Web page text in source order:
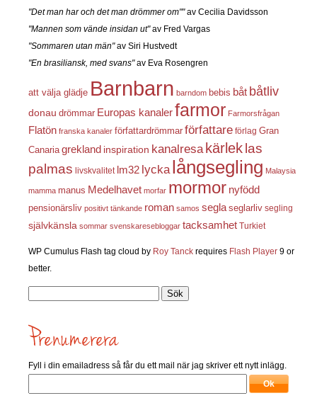
"Det man har och det man drömmer om""av Cecilia Davidsson
"Mannen som vände insidan ut"av Fred Vargas
"Sommaren utan män"av Siri Hustvedt
"En brasiliansk, med svans"av Eva Rosengren
att välja glädje Barnbarn barndom bebis båt båtliv
donau drömmar Europas kanalerfarmor Farmorsfrågan
Flatön franska kanaler författardrömmar författare förlag Gran
Canaria grekland inspiration kanalresa kärleklas
palmas livskvalitet lm32 lycka långsegling Malaysia
mamma manus Medelhavet morfar mormor nyfödd
pensionärsliv positivt tänkande roman samos segla seglarliv segling
självkänsla sommar svenskaresebloggar tacksamhet Turkiet
WP Cumulus Flash tag cloud by Roy Tanck requires Flash Player 9 or
better.
Fyll i din emailadress så får du ett mail när jag skriver ett nytt inlägg.